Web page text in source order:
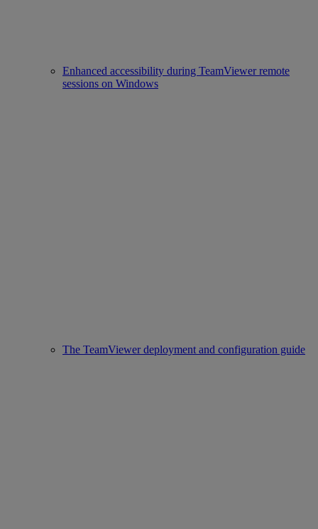
Enhanced accessibility during TeamViewer remote
sessions on Windows
The TeamViewer deployment and configuration guide